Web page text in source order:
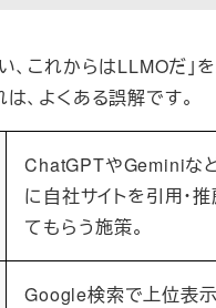
、これからはLLMOだ」
は、よくある誤解です。
ChatGPTやGeminiな
に自社サイトを引用・推
てもらう施策。
Google検索で上位表